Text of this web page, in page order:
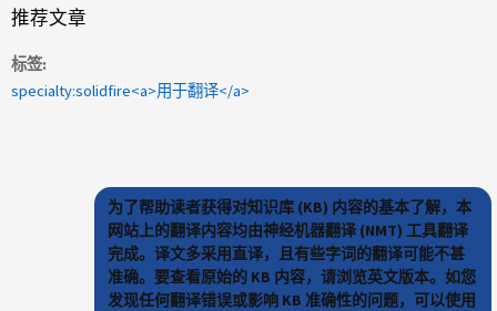
推荐文章
标签
specialty:solidfire<a>用于翻译</a>
为了帮助读者获得对知识库 (KB) 内容的基本了解，本
网站上的翻译内容均由神经机器翻译 (NMT) 工具翻译
完成。译文多采用直译，且有些字词的翻译可能不甚
准确。要查看原始的 KB 内容，请浏览英文版本。如您
发现任何翻译错误或影响 KB 准确性的问题，可以使用